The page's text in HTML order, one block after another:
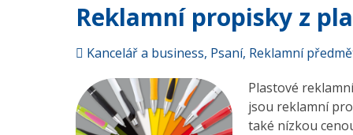
Reklamní propisky z
Kancelář a business, Psaní, Reklamní
Plastové
jsou reklamní
také nízkou